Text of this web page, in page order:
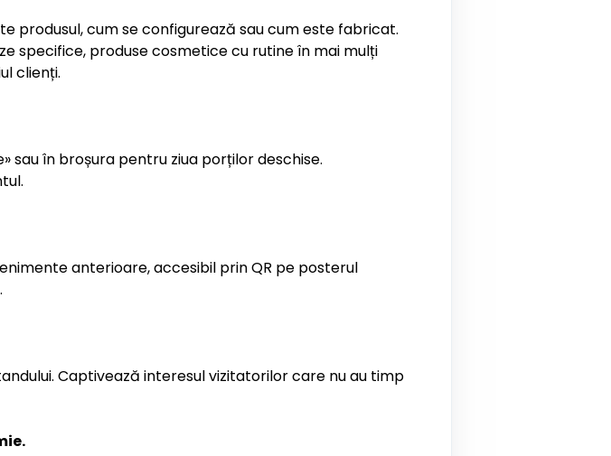
produsul, cum se configurează sau cum este fabricat.
specifice, produse cosmetice cu rutine în mai mulți
clienți.
sau în broșura pentru ziua porților deschise.
anterioare, accesibil prin QR pe posterul
Captivează interesul vizitatorilor care nu au timp